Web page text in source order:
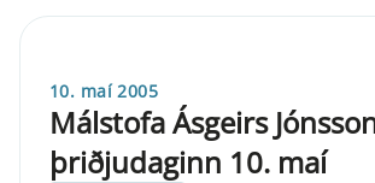
10. maí 2005
Málstofa Ásgeirs
þriðjudaginn 10. maí